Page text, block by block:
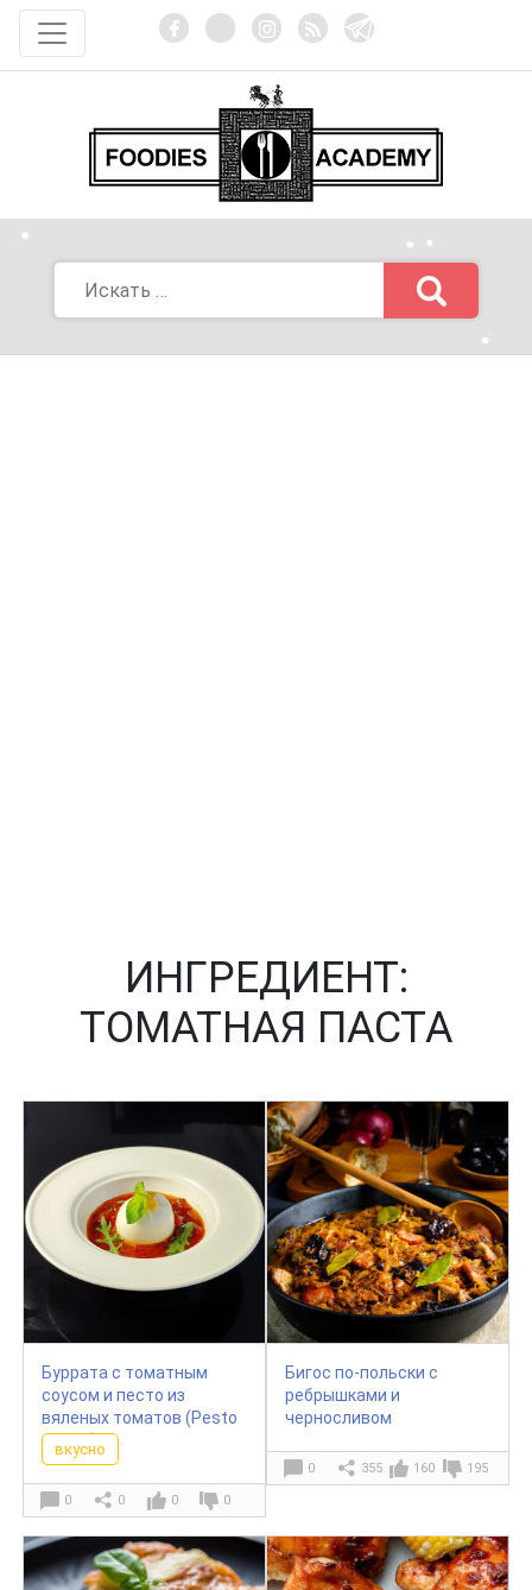
ИНГРЕДИЕНТ:
ТОМАТНАЯ ПАСТА
Буррата с томатным
соусом и песто из
вяленых томатов (Pesto
Rosso)
вкусно
0 0 0 0
Бигос по-польски с
ребрышками и
черносливом
0 355 160 195